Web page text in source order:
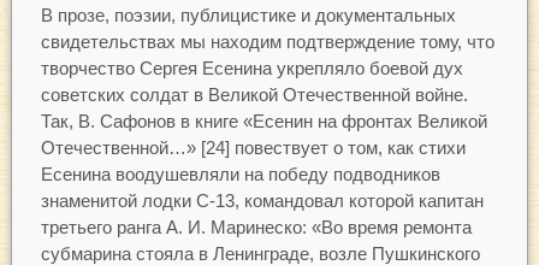
В прозе, поэзии, публицистике и документальных
свидетельствах мы находим подтверждение тому, что
творчество Сергея Есенина укрепляло боевой дух
советских солдат в Великой Отечественной войне.
Так, В. Сафонов в книге «Есенин на фронтах Великой
Отечественной…» [24] повествует о том, как стихи
Есенина воодушевляли на победу подводников
знаменитой лодки С-13, командовал которой капитан
третьего ранга А. И. Маринеско: «Во время ремонта
субмарина стояла в Ленинграде, возле Пушкинского